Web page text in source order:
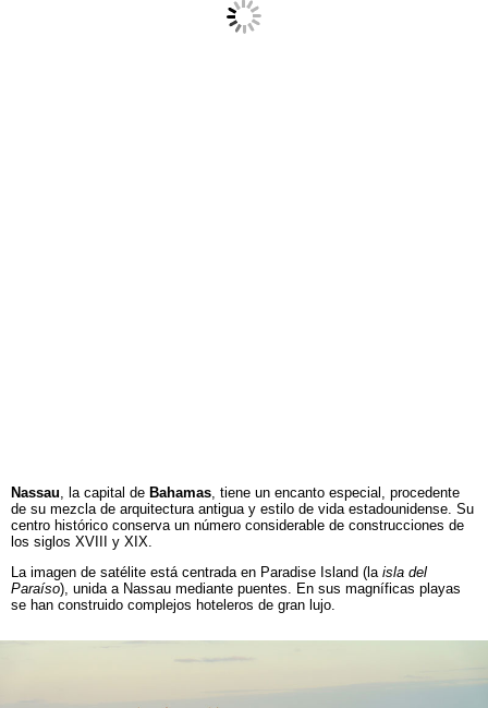
Nassau , la capital de Bahamas , tiene un encanto especial, procedente
de su mezcla de arquitectura antigua y estilo de vida estadounidense. Su
centro histórico conserva un número considerable de construcciones de
los siglos XVIII y XIX.
La imagen de satélite está centrada en Paradise Island (la isla del
Paraíso), unida a Nassau mediante puentes. En sus magníficas playas
se han construido complejos hoteleros de gran lujo.